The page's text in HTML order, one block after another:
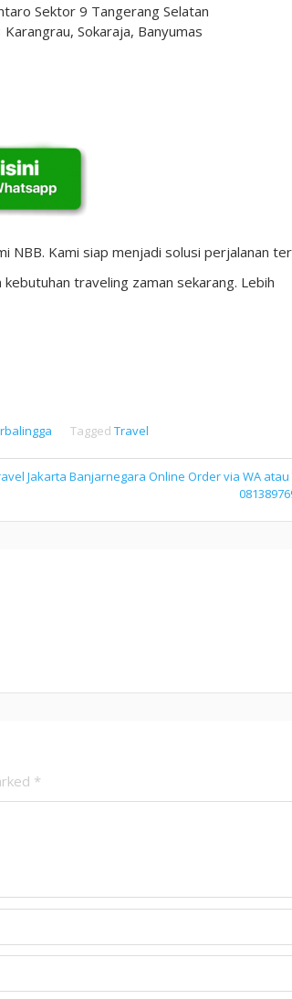
Sektor 9 Tangerang Selatan
Sokaraja, Banyumas
NBB. Kami siap menjadi solusi perjalanan
traveling zaman sekarang. Lebih
Tagged Travel
Jakarta Banjarnegara Online Order via WA atau
*